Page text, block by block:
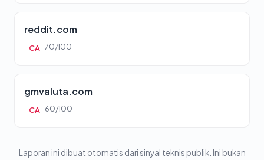
reddit.com
CA 70/100
gmvaluta.com
CA 60/100
Laporan ini dibuat otomatis dari sinyal teknis publik. Ini bukan